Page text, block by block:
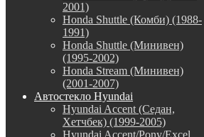
2001)
Honda Shuttle (Комби) (1988-
1991)
Honda Shuttle (Минивен)
(1995-2002)
Honda Stream (Минивен)
(2001-2007)
Автостекло Hyundai
Hyundai Accent (Седан,
Хетчбек) (1999-2005)
Hyundai Accent/Pony/Excel